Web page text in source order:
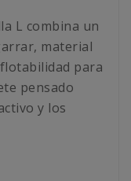
L combina un
material
para
pensado
y los